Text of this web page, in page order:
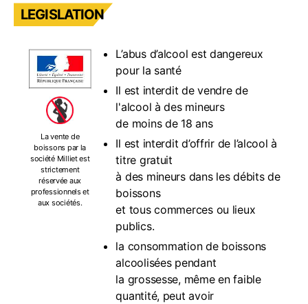
LEGISLATION
La vente de
boissons par la
société Milliet est
strictement
réservée aux
professionnels et
aux sociétés.
L’abus d’alcool est dangereux
pour la santé
Il est interdit de vendre de
l'alcool à des mineurs
de moins de 18 ans
Il est interdit d’offrir de l’alcool à
titre gratuit
à des mineurs dans les débits de
boissons
et tous commerces ou lieux
publics.
la consommation de boissons
alcoolisées pendant
la grossesse, même en faible
quantité, peut avoir